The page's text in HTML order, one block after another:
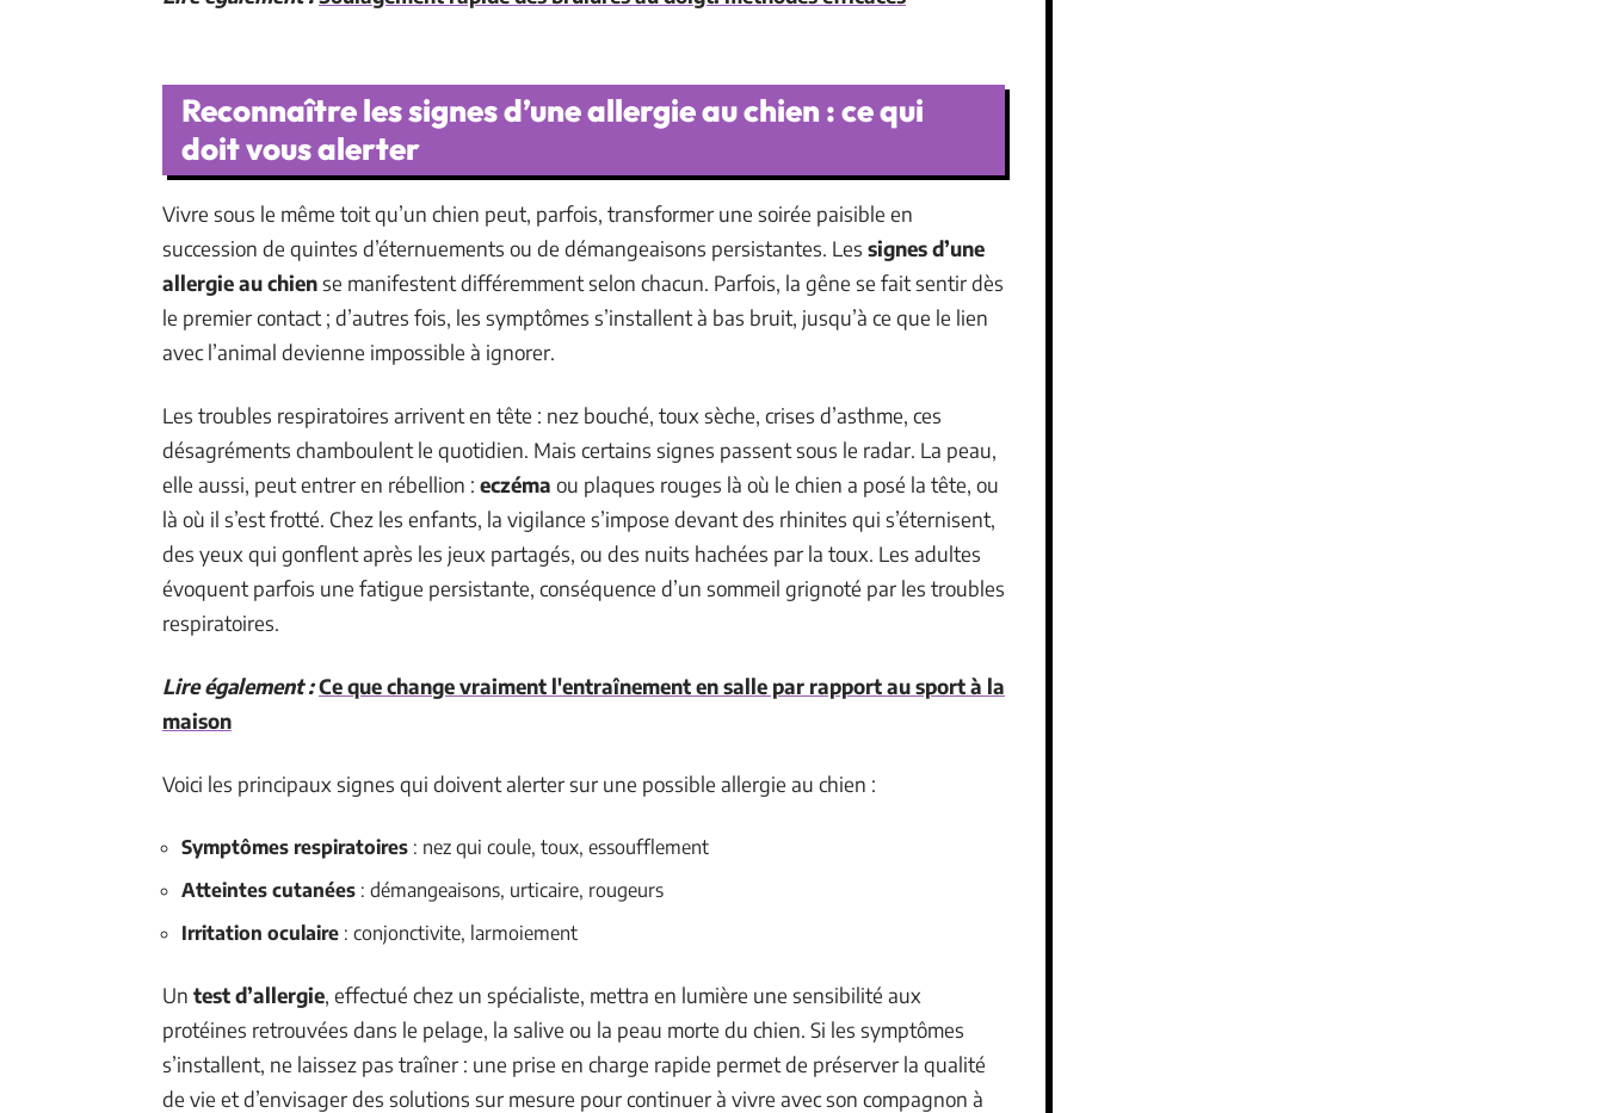
Reconnaître les signes d’une allergie au chien : ce qui
doit vous alerter
Vivre sous le même toit qu’un chien peut, parfois, transformer une soirée paisible en
succession de quintes d’éternuements ou de démangeaisons persistantes. Les signes d’une
allergie au chiense manifestent différemment selon chacun. Parfois, la gêne se fait sentir dès
le premier contact ; d’autres fois, les symptômes s’installent à bas bruit, jusqu’à ce que le lien
avec l’animal devienne impossible à ignorer.
Les troubles respiratoires arrivent en tête : nez bouché, toux sèche, crises d’asthme, ces
désagréments chamboulent le quotidien. Mais certains signes passent sous le radar. La peau,
elle aussi, peut entrer en rébellion : eczéma ou plaques rouges là où le chien a posé la tête, ou
là où il s’est frotté. Chez les enfants, la vigilance s’impose devant des rhinites qui s’éternisent,
des yeux qui gonflent après les jeux partagés, ou des nuits hachées par la toux. Les adultes
évoquent parfois une fatigue persistante, conséquence d’un sommeil grignoté par les troubles
respiratoires.
Lire également :Ce que change vraiment l'entraînement en salle par rapport au sport à la
maison
Voici les principaux signes qui doivent alerter sur une possible allergie au chien :
Symptômes respiratoires : nez qui coule, toux, essoufflement
Atteintes cutanées : démangeaisons, urticaire, rougeurs
Irritation oculaire : conjonctivite, larmoiement
Un test d’allergie, effectué chez un spécialiste, mettra en lumière une sensibilité aux
protéines retrouvées dans le pelage, la salive ou la peau morte du chien. Si les symptômes
s’installent, ne laissez pas traîner : une prise en charge rapide permet de préserver la qualité
de vie et d’envisager des solutions sur mesure pour continuer à vivre avec son compagnon à